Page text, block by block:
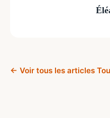
← Voir tous les articles